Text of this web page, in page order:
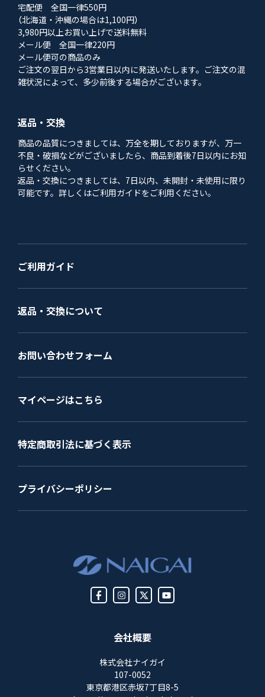
会社概要
株式会社ナイガイ
107-0052
東京都港区赤坂7丁目8-5
宅配便 全国一律550円
（北海道・沖縄の場合は1,100円）
3,980円以上お買い上げで送料無料
メール便 全国一律220円
メール便可の商品のみ
ご注文の翌日から3営業日以内に発送いたします。ご注文の混
雑状況によって、多少前後する場合がございます。
返品・交換
商品の品質につきましては、万全を期しておりますが、万一
不良・破損などがございましたら、商品到着後7日以内にお知
らせください。
返品・交換につきましては、7日以内、未開封・未使用に限り
可能です。詳しくはご利用ガイドをご利用ください。
ご利用ガイド
返品・交換について
お問い合わせフォーム
マイページはこちら
特定商取引法に基づく表示
プライバシーポリシー